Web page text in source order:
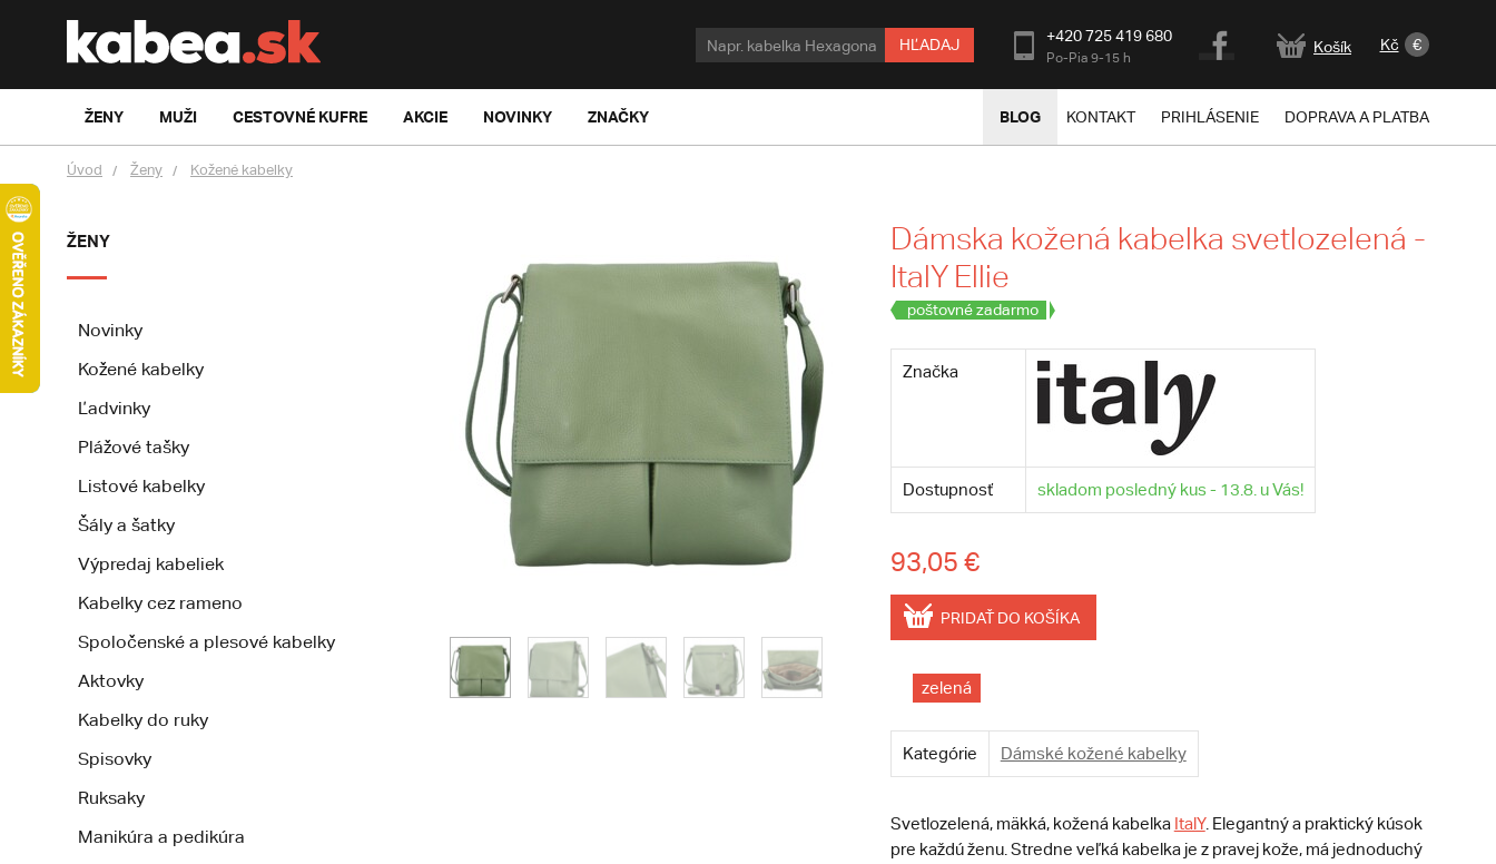
HĽADAJ +420 725 419 680
Po-Pia 9-15 h
Košík Kč €
ŽENY MUŽI CESTOVNÉ KUFRE AKCIE NOVINKY ZNAČKY BLOG KONTAKT PRIHLÁSENIE DOPRAVA A PLATBA
Úvod Ženy Kožené kabelky
ŽENY
Novinky
Kožené kabelky
Ľadvinky
Plážové tašky
Listové kabelky
Šály a šatky
Výpredaj kabeliek
Kabelky cez rameno
Spoločenské a plesové kabelky
Aktovky
Kabelky do ruky
Spisovky
Ruksaky
Manikúra a pedikúra
Dámska kožená kabelka svetlozelená -
ItalY Ellie
poštovné zadarmo
Značka
Dostupnosť skladom posledný kus - 13.8. u Vás!
93,05 €
PRIDAŤ DO KOŠÍKA
zelená
Kategórie Dámské kožené kabelky
Svetlozelená, mäkká, kožená kabelka ItalY. Elegantný a praktický kúsok
pre každú ženu. Stredne veľká kabelka je z pravej kože, má jednoduchý